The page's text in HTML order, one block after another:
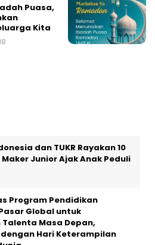
Puasa,
Kita
dan TUKR Rayakan 10
Junior Ajak Anak Peduli
Program Pendidikan
Global untuk
Masa Depan,
Hari Keterampilan